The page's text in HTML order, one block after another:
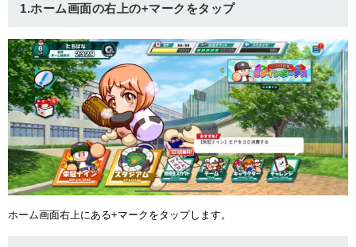
1.ホーム画面の右上の+マークをタップ
ホーム画面右上にある+マークをタップします。